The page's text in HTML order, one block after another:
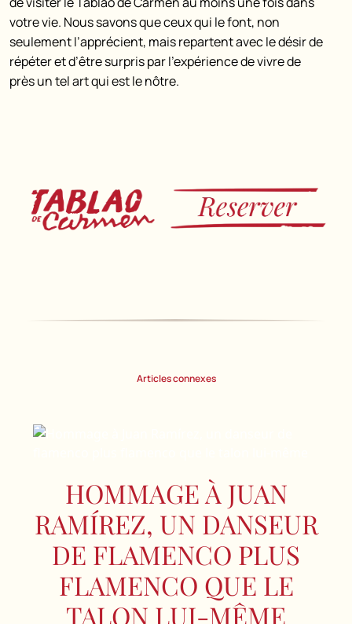
votre vie. Nous savons que ceux qui le font, non
seulement l’apprécient, mais repartent avec le désir de
répéter et d’être surpris par l’expérience de vivre de
près un tel art qui est le nôtre.
Articles connexes
HOMMAGE À JUAN
RAMÍREZ, UN DANSEUR
DE FLAMENCO PLUS
FLAMENCO QUE LE
TALON LUI-MÊME